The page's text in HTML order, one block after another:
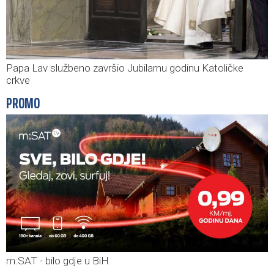
Papa Lav službeno završio Jubilarnu godinu Katoličke
crkve
PROMO
m:SAT - bilo gdje u BiH